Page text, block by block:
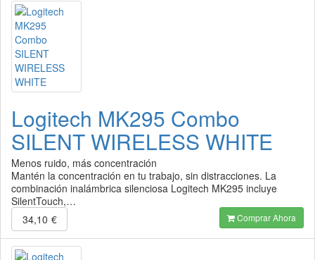
Logitech MK295 Combo
SILENT WIRELESS WHITE
Menos ruido, más concentración
Mantén la concentración en tu trabajo, sin distracciones. La
combinación inalámbrica silenciosa Logitech MK295 incluye
SilentTouch,…
34,10 € Comprar Ahora